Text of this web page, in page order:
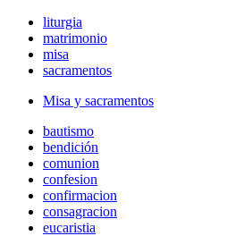
liturgia
matrimonio
misa
sacramentos
Misa y sacramentos
bautismo
bendición
comunion
confesion
confirmacion
consagracion
eucaristia